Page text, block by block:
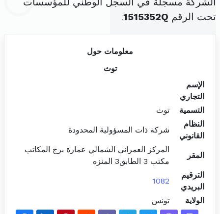
تحت الرقم 1515352Q
.
معلومات حول
توث
الإسم
التجاري
التسمية
توث
النظام
القانوني
شركة ذات المسؤولية المحدودة
المقر
المركز العمراني الشمالي عمارة برج المكاتب
مكتب 3 الطابق3 المنزه
الترقيم
البريدي
1082
الولاية تونس